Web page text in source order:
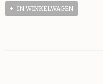
IN WINKELWAGEN